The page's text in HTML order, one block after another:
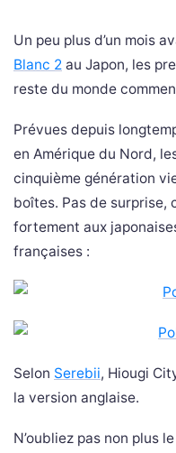
Un peu plus d’un mois
Blanc 2 au Japon, les
reste du monde
Prévues depuis
en Amérique du Nord,
cinquième génération
boîtes. Pas de surprise,
fortement aux
françaises :
Selon Serebii, Hiougi
la version anglaise.
N’oubliez pas non plus